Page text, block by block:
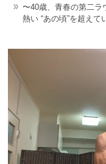
〜40歳、青春の第二ラ
熱い “あの頃”を超え